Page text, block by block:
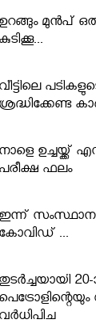
ഉറങ്ങും മുന്‍പ്
കുടിക്കൂ...
വീട്ടിലെ
ശ്രദ്ധിക്കേണ്ട
നാളെ
പരീക്ഷ ഫലം
ഇന്ന്
കോവിഡ് ...
തുടർച്ചയായി
വര്‍ധിപ്പിച്ചു